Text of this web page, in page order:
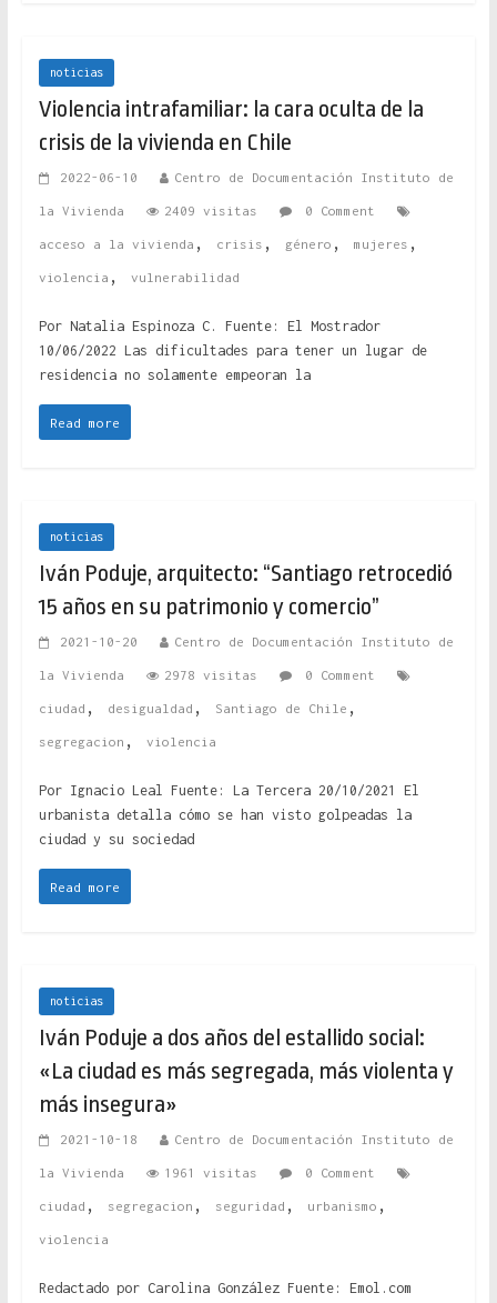
noticias
Violencia intrafamiliar: la cara oculta de la
crisis de la vivienda en Chile
2022-06-10 Centro de Documentación Instituto de
la Vivienda 2409 visitas 0 Comment
acceso a la vivienda , crisis , género , mujeres ,
violencia , vulnerabilidad
Por Natalia Espinoza C. Fuente: El Mostrador
10/06/2022 Las dificultades para tener un lugar de
residencia no solamente empeoran la
Read more
noticias
Iván Poduje, arquitecto: “Santiago retrocedió
15 años en su patrimonio y comercio”
2021-10-20 Centro de Documentación Instituto de
la Vivienda 2978 visitas 0 Comment
ciudad , desigualdad , Santiago de Chile ,
segregacion , violencia
Por Ignacio Leal Fuente: La Tercera 20/10/2021 El
urbanista detalla cómo se han visto golpeadas la
ciudad y su sociedad
Read more
noticias
Iván Poduje a dos años del estallido social:
«La ciudad es más segregada, más violenta y
más insegura»
2021-10-18 Centro de Documentación Instituto de
la Vivienda 1961 visitas 0 Comment
ciudad , segregacion , seguridad , urbanismo ,
violencia
Redactado por Carolina González Fuente: Emol.com